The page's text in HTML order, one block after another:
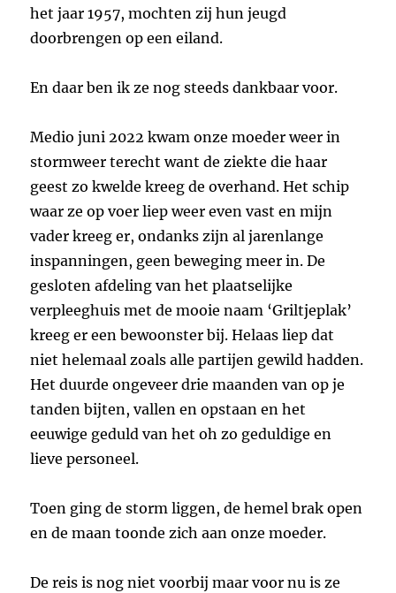
het jaar 1957, mochten zij hun jeugd
doorbrengen op een eiland.
En daar ben ik ze nog steeds dankbaar voor.
Medio juni 2022 kwam onze moeder weer in
stormweer terecht want de ziekte die haar
geest zo kwelde kreeg de overhand. Het schip
waar ze op voer liep weer even vast en mijn
vader kreeg er, ondanks zijn al jarenlange
inspanningen, geen beweging meer in. De
gesloten afdeling van het plaatselijke
verpleeghuis met de mooie naam ‘Griltjeplak’
kreeg er een bewoonster bij. Helaas liep dat
niet helemaal zoals alle partijen gewild hadden.
Het duurde ongeveer drie maanden van op je
tanden bijten, vallen en opstaan en het
eeuwige geduld van het oh zo geduldige en
lieve personeel.
Toen ging de storm liggen, de hemel brak open
en de maan toonde zich aan onze moeder.
De reis is nog niet voorbij maar voor nu is ze